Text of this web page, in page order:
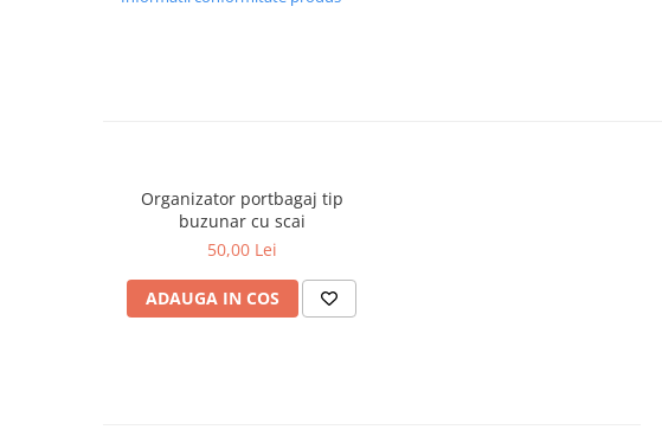
Organizator portbagaj tip
buzunar cu scai
50,00 Lei
ADAUGA IN COS